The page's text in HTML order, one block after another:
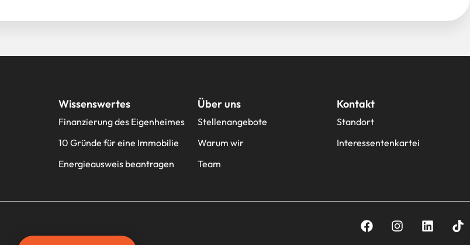
Wissenswertes
Finanzierung des Eigenheimes
10 Gründe für eine Immobilie
Energieausweis beantragen
Über uns
Stellenangebote
Warum wir
Team
Kontakt
Standort
Interessentenkartei